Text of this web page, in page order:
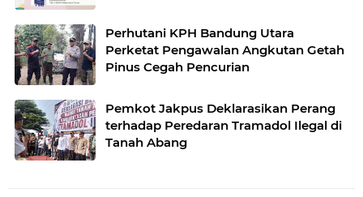
Perhutani KPH Bandung Utara
Perketat Pengawalan Angkutan Getah
Pinus Cegah Pencurian
Pemkot Jakpus Deklarasikan Perang
terhadap Peredaran Tramadol Ilegal di
Tanah Abang